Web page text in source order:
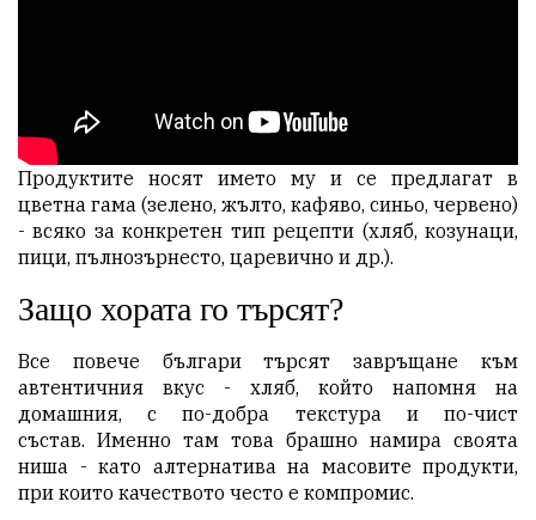
Продуктите носят името му и се предлагат в
цветна гама (зелено, жълто, кафяво, синьо, червено)
- всяко за конкретен тип рецепти (хляб, козунаци,
пици, пълнозърнесто, царевично и др.).
Защо хората го търсят?
Все повече българи търсят завръщане към
автентичния вкус - хляб, който напомня на
домашния, с по-добра текстура и по-чист
състав. Именно там това брашно намира своята
ниша - като алтернатива на масовите продукти,
при които качеството често е компромис.